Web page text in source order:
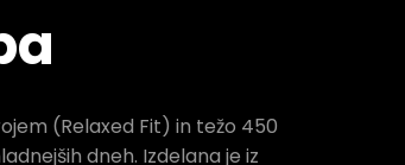
(Relaxed Fit) in težo 450
dneh. Izdelana je iz